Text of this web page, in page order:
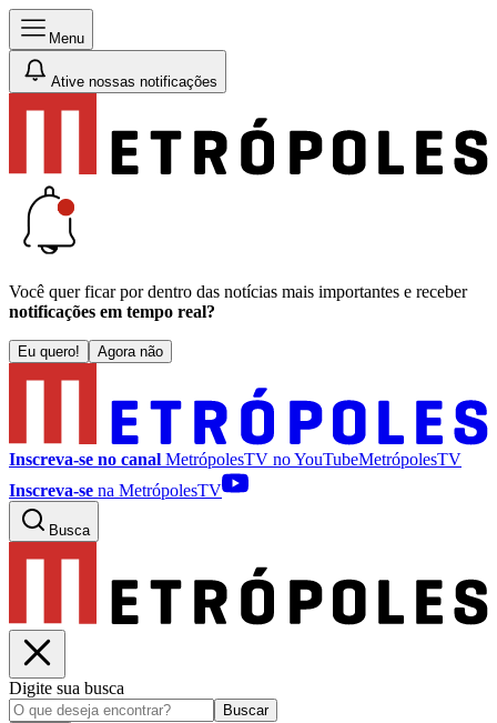
Menu
Ative nossas notificações
Você quer ficar por dentro das notícias mais importantes e receber
notificações em tempo real?
Eu quero! Agora não
Inscreva-se no canal MetrópolesTV noYouTubeMetrópolesTV
Inscreva-se na MetrópolesTV
Busca
Digite sua busca
Buscar